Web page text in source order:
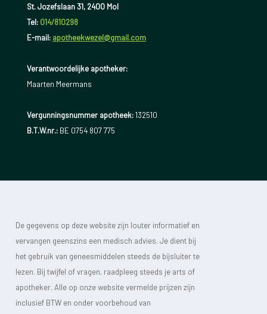
St. Jozefslaan 31, 2400 Mol
Tel: 014/810298
E-mail: apotheekwezel@gmail.com
Verantwoordelijke apotheker:
Maarten Meermans
Vergunningsnummer apotheek:132510
B.T.W.nr.:BE 0754 807 775
De gegevens op deze website zijn louter informatief en
vervangen geenszins een medisch advies. Je dient bij
het gebruik van geneesmiddelen steeds de bijsluiter te
lezen. Bij twijfel of vragen, raadpleeg steeds je arts of
apotheker. Alle op onze website vermelde prijzen zijn
inclusief BTW en onder voorbehoud van